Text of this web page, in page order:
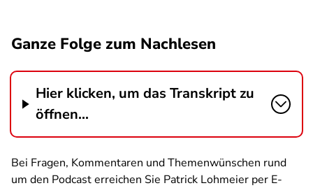
Ganze Folge zum Nachlesen
Hier klicken, um das Transkript zu
öffnen...
Bei Fragen, Kommentaren und Themenwünschen rund
um den Podcast erreichen Sie Patrick Lohmeier per E-